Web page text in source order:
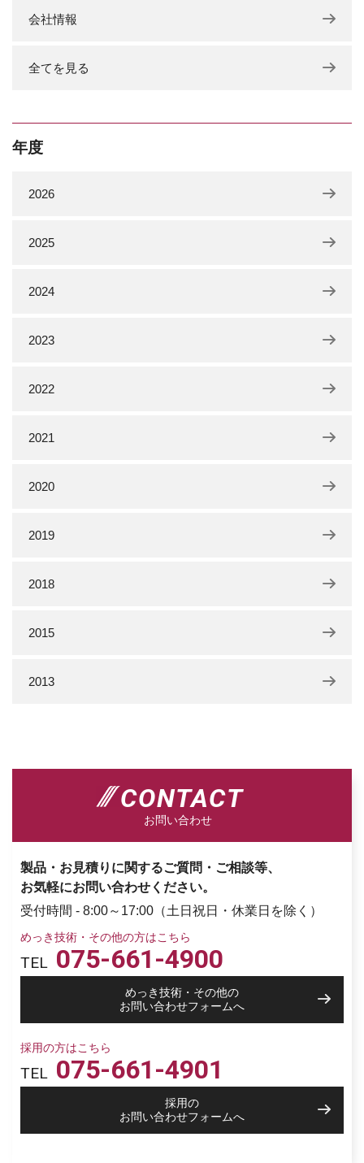
会社情報
全てを見る
年度
2026
2025
2024
2023
2022
2021
2020
2019
2018
2015
2013
CONTACT
お問い合わせ
製品・お見積りに関するご質問・ご相談等、
お気軽にお問い合わせください。
受付時間 - 8:00～17:00（土日祝日・休業日を除く）
めっき技術・その他の方はこちら
TEL 075-661-4900
めっき技術・その他の
お問い合わせフォームへ
採用の方はこちら
TEL 075-661-4901
採用の
お問い合わせフォームへ